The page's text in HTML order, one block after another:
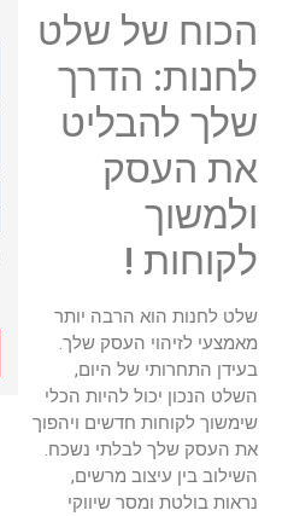
הכוח של שלט
לחנות: הדרך
שלך להבליט
את העסק
ולמשוך
לקוחות !
שלט לחנות הוא הרבה יותר
מאמצעי לזיהוי העסק שלך.
בעידן התחרותי של היום,
השלט הנכון יכול להיות הכלי
שימשוך לקוחות חדשים ויהפוך
את העסק שלך לבלתי נשכח.
השילוב בין עיצוב מרשים,
נראות בולטת ומסר שיווקי